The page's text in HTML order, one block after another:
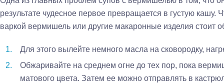
результате чудесное первое превращается в густую кашу.
варкой вермишель или другие макаронные изделия стоит
Для этого вылейте немного масла на сковородку,
Обжаривайте на среднем огне до тех пор, пока
матового цвета. Затем ее можно отправлять в